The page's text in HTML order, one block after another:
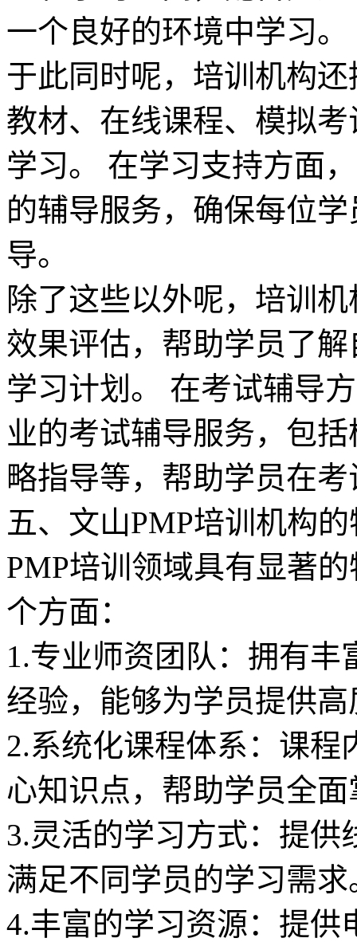
一个良好的环境中学习。
于此同时呢，培训机构
教材、在线课程、模拟
学习。 在学习支持方面
的辅导服务，确保每位
导。
除了这些以外呢，培训
效果评估，帮助学员了
学习计划。 在考试辅导
业的考试辅导服务，包
略指导等，帮助学员在
五、文山PMP培训机构
PMP培训领域具有显著
个方面：
1.专业师资团队：拥有
经验，能够为学员提供
2.系统化课程体系：课程
心知识点，帮助学员全
3.灵活的学习方式：提供
满足不同学员的学习需求
4.丰富的学习资源：提供